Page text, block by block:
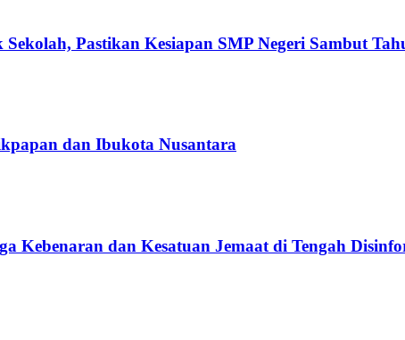
Pastikan Kesiapan SMP Negeri Sambut
dan Ibukota Nusantara
Kebenaran dan Kesatuan Jemaat di Tengah